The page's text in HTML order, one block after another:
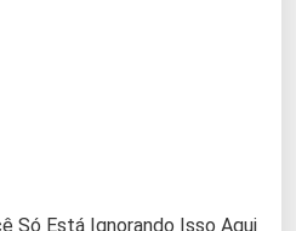
Só Está Ignorando Isso Aqui